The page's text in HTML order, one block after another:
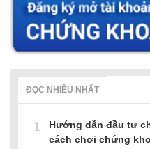
ĐỌC NHIỀU NHẤT
1
Hướng dẫn đầu tư
cách chơi chứng